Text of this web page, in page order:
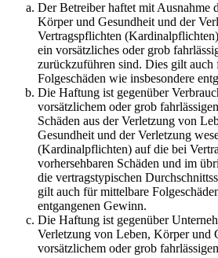
Der Betreiber haftet mit Ausnahme
Körper und Gesundheit und der
Vertragspflichten
ein vorsätzliches oder grob
zurückzuführen sind. Dies gilt auch
Folgeschäden wie insbesondere
Die Haftung ist gegenüber
vorsätzlichem oder grob
Schäden aus der Verletzung von
Gesundheit und der Verletzung
(Kardinalpflichten) auf die bei
vorhersehbaren Schäden und im
die vertragstypischen
gilt auch für mittelbare
entgangenen Gewinn.
Die Haftung ist gegenüber
Verletzung von Leben, Körper und
vorsätzlichem oder grob